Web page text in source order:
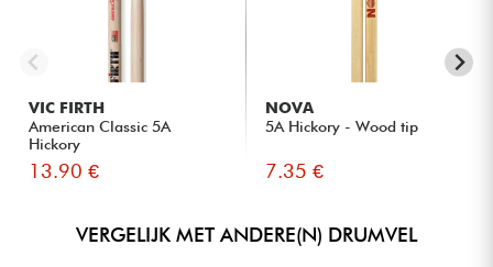
VIC FIRTH
American Classic 5A
Hickory
13.90 €
NOVA
5A Hickory - Wood tip
7.35 €
VERGELIJK MET ANDERE(N) DRUMVEL